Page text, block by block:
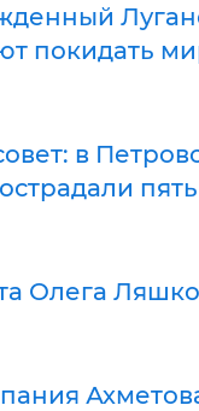
покидать
в
Олега